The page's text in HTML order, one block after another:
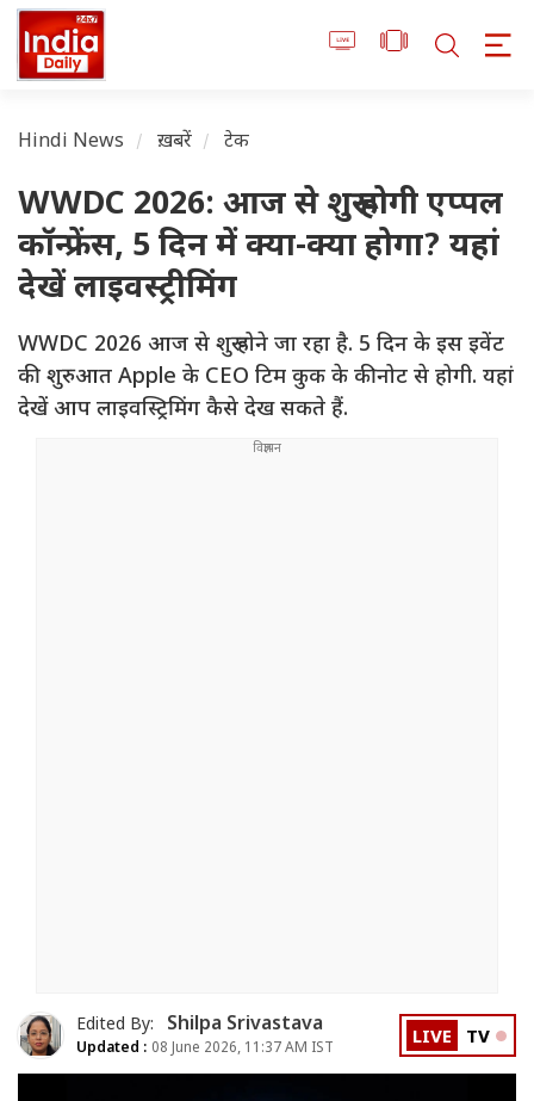
Hindi News ख़बरें टेक
WWDC 2026: आज से शुरू होगी एप्पल
कॉन्फ्रेंस, 5 दिन में क्या-क्या होगा? यहां
देखें लाइवस्ट्रीमिंग
WWDC 2026 आज से शुरू होने जा रहा है. 5 दिन के इस इवेंट
की शुरुआत Apple के CEO टिम कुक के कीनोट से होगी. यहां
देखें आप लाइवस्ट्रिमिंग कैसे देख सकते हैं.
Edited By: Shilpa Srivastava
Updated : 08 June 2026, 11:37 AM IST LIVE TV